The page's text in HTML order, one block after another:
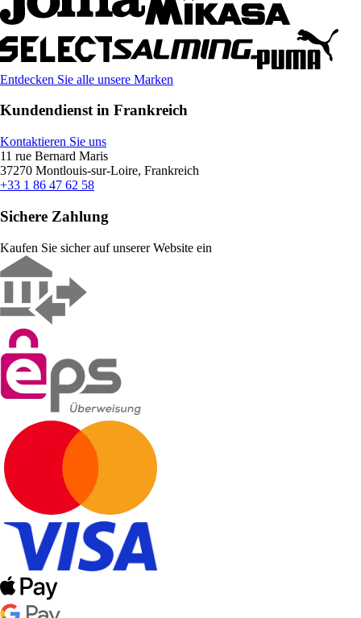
Entdecken Sie alle unsere Marken
Kundendienst in Frankreich
Kontaktieren Sie uns
11 rue Bernard Maris
37270 Montlouis-sur-Loire, Frankreich
+33 1 86 47 62 58
Sichere Zahlung
Kaufen Sie sicher auf unserer Website ein